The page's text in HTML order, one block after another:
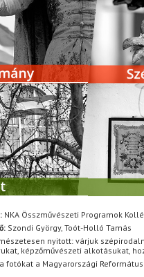
NKA Összművészeti Programok
Szondi György, Toót-Holló Tamás
nyitott: várjuk
képzőművészeti alkotásukat,
fotókat a Magyarországi